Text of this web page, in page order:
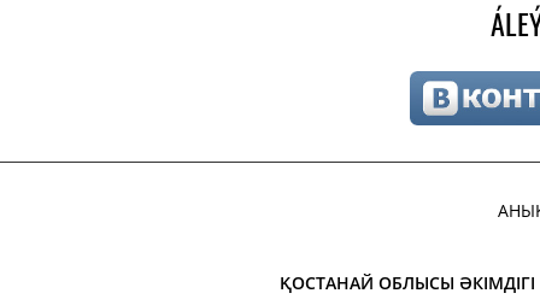
ҚОСТАНАЙ ОБЛЫСЫ